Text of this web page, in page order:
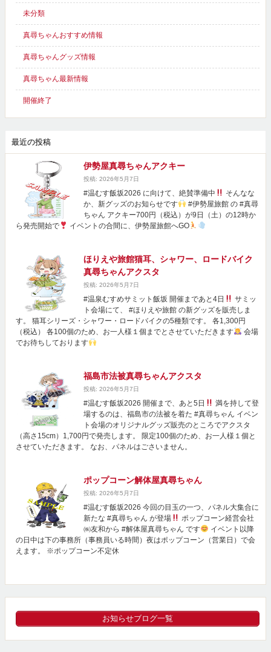
未分類
真尋ちゃんおすすめ情報
真尋ちゃんグッズ情報
真尋ちゃん最新情報
開催終了
最近の投稿
伊勢屋真尋ちゃんアクキー
投稿: 2026年5月7日
#温むす飯坂2026 に向けて、絶賛準備中
そんなな
か、新グッズのお知らせです
#伊勢屋旅館 の #真尋
ちゃん アクキー700円（税込）が9日（土）の12時か
ら発売開始で
イベントの合間に、伊勢屋旅館へGO
ほりえや旅館猫耳、シャワー、ロードバイク
真尋ちゃんアクスタ
投稿: 2026年5月7日
#温泉むすめサミット飯坂 開催まであと4日
サミッ
ト会場にて、 #ほりえや旅館 の新グッズを販売しま
す。 猫耳シリーズ・シャワー・ロードバイクの5種類です。 各1,300円
（税込） 各100個のため、お一人様１個までとさせていただきます
会場
でお待ちしております
福島市法被真尋ちゃんアクスタ
投稿: 2026年5月7日
#温むす飯坂2026 開催まで、あと5日
満を持して登
場するのは、福島市の法被を着た #真尋ちゃん イベン
ト会場のオリジナルグッズ販売のところでアクスタ
（高さ15cm）1,700円で発売します。 限定100個のため、お一人様１個と
させていただきます。 なお、パネルはごさいません。
ポップコーン解体屋真尋ちゃん
投稿: 2026年5月7日
#温むす飯坂2026 今回の目玉の一つ、パネル大集合に
新たな #真尋ちゃん が登場
ポップコーン経営会社
㈱友和から #解体屋真尋ちゃん です
イベント以降
の日中は下の事務所（事務員いる時間）夜はポップコーン（営業日）で会
えます。 ※ポップコーン不定休
お知らせブログ一覧